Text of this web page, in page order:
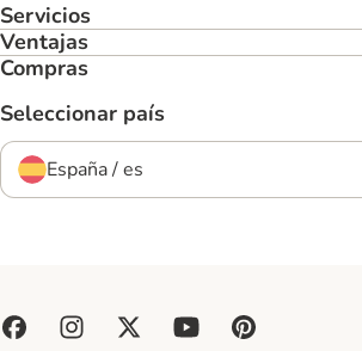
Servicios
Ventajas
Compras
Seleccionar país
España / es